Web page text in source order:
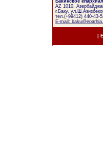
Бакинское
AZ 1010,
г.Баку,
тел.(+99412) 440-43-
E-mail: